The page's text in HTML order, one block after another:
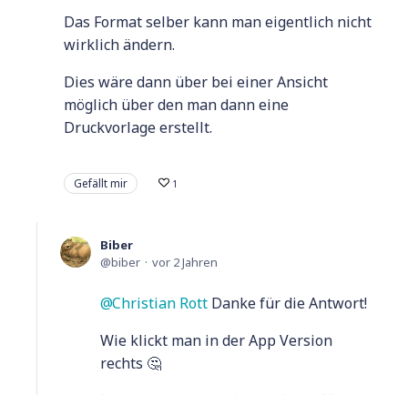
Das Format selber kann man eigentlich nicht
wirklich ändern.
Dies wäre dann über bei einer Ansicht
möglich über den man dann eine
Druckvorlage erstellt.
Gefällt mir 1
Biber
biber
vor 2 Jahren
Christian Rott Danke für die Antwort!
Wie klickt man in der App Version
rechts 🤔